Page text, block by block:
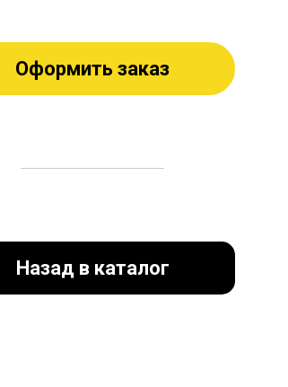
Оформить заказ
Назад в каталог